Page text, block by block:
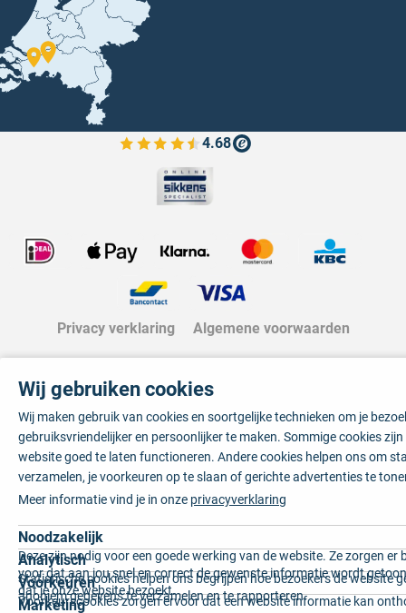
4.68
Bekijk de verfplaza beoordelingen
Privacy verklaring Algemene voorwaarden
Wij gebruiken cookies
Wij maken gebruik van cookies en soortgelijke technieken om je
gebruiksvriendelijker en persoonlijker te maken. Sommige cookies
website goed te laten functioneren. Andere cookies helpen ons om
verzamelen, je voorkeuren op te slaan of gerichte advertenties te
Meer informatie vind je in onze privacyverklaring
Noodzakelijk
Deze zijn nodig voor een goede werking van de website. Ze zorgen er
voor dat aan jou snel en correct de gewenste informatie wordt
dat je onze website bezoekt.
Analytisch
Statistische cookies helpen ons begrijpen hoe bezoekers de website
anoniem gegevens te verzamelen en te rapporteren.
Voorkeuren
Voorkeurscookies zorgen ervoor dat een website informatie kan
Marketing